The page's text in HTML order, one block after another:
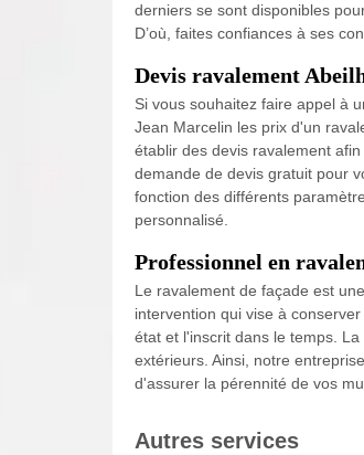
derniers se sont disponibles
D’où, faites confiances à ses
Devis ravalement
Si vous souhaitez faire appel à
Jean Marcelin les prix d'un
établir des devis ravalement
demande de devis gratuit pour
fonction des différents
personnalisé.
Professionnel en
Le ravalement de façade est
intervention qui vise à
état et l'inscrit dans le temps.
extérieurs. Ainsi, notre
d'assurer la pérennité de vos
Autres services